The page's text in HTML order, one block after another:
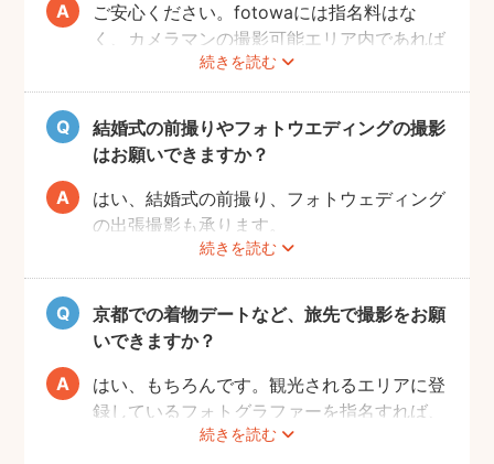
続きを読む
ご安心ください。fotowaには指名料はな
く、カメラマンの撮影可能エリア内であれば
交通費も一切かかりません。
自己PRやポートフォリオから、お好きなプ
ロのフォトグラファーをじっくりと選べるの
で、お二人とも安心して撮影することができ
ます。
結婚式の前撮りやフォトウエディングの撮影
はお願いできますか？
続きを読む
はい、結婚式の前撮り、フォトウェディング
の出張撮影も承ります。
fotowaでは衣装レンタル・着付け・ヘアメ
イクなどのオプションをご用意しておりませ
んので、お客様自身でご用意くださいませ。
京都での着物デートなど、旅先で撮影をお願
いできますか？
続きを読む
はい、もちろんです。観光されるエリアに登
録しているフォトグラファーを指名すれば、
旅行先でも撮影できます。